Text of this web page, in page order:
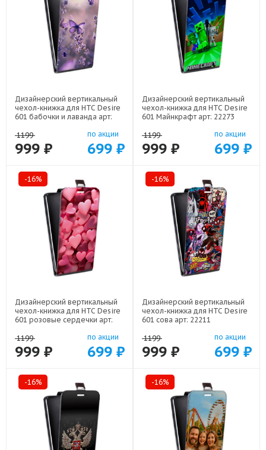
Дизайнерский вертикальный
чехол-книжка для HTC Desire
601 бабочки и лаванда арт:
1199
999 ₽
по акции
699 ₽
Дизайнерский вертикальный
чехол-книжка для HTC Desire
601 Майнкрафт арт: 22273
1199
999 ₽
по акции
699 ₽
-16%
Дизайнерский вертикальный
чехол-книжка для HTC Desire
601 розовые сердечки арт:
1199
999 ₽
по акции
699 ₽
-16%
Дизайнерский вертикальный
чехол-книжка для HTC Desire
601 сова арт: 22211
1199
999 ₽
по акции
699 ₽
-16% -16%